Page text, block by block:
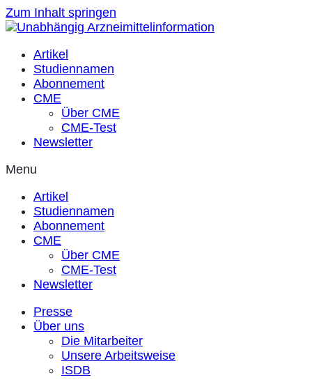
Zum Inhalt springen
Artikel
Studiennamen
Abonnement
CME
Über CME
CME-Test
Newsletter
Menu
Artikel
Studiennamen
Abonnement
CME
Über CME
CME-Test
Newsletter
Presse
Über uns
Die Mitarbeiter
Unsere Arbeitsweise
ISDB